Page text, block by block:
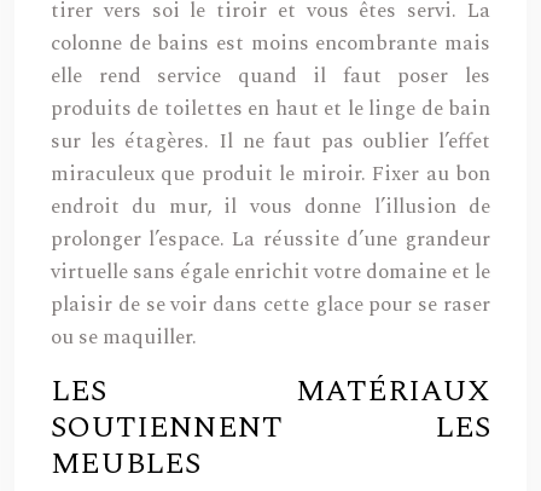
tirer vers soi le tiroir et vous êtes servi. La
colonne de bains est moins encombrante mais
elle rend service quand il faut poser les
produits de toilettes en haut et le linge de bain
sur les étagères. Il ne faut pas oublier l’effet
miraculeux que produit le miroir. Fixer au bon
endroit du mur, il vous donne l’illusion de
prolonger l’espace. La réussite d’une grandeur
virtuelle sans égale enrichit votre domaine et le
plaisir de se voir dans cette glace pour se raser
ou se maquiller.
LES MATÉRIAUX
SOUTIENNENT LES
MEUBLES